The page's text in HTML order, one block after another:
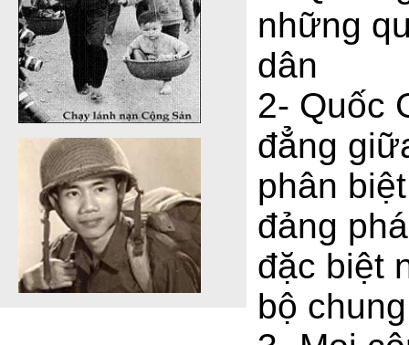
những
dân
2- Quốc
đẳng
phân
đảng
đặc biệt
bộ